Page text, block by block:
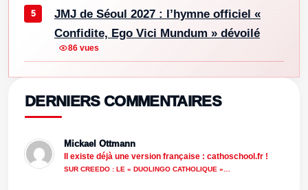
JMJ de Séoul 2027 : l’hymne officiel «
Confidite, Ego Vici Mundum » dévoilé
86 vues
DERNIERS COMMENTAIRES
Mickael Ottmann
Il existe déjà une version française : cathoschool.fr !
SUR CREEDO : LE « DUOLINGO CATHOLIQUE »…